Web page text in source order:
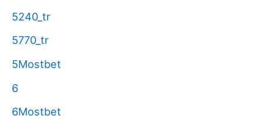
5240_tr
5770_tr
5Mostbet
6
6Mostbet